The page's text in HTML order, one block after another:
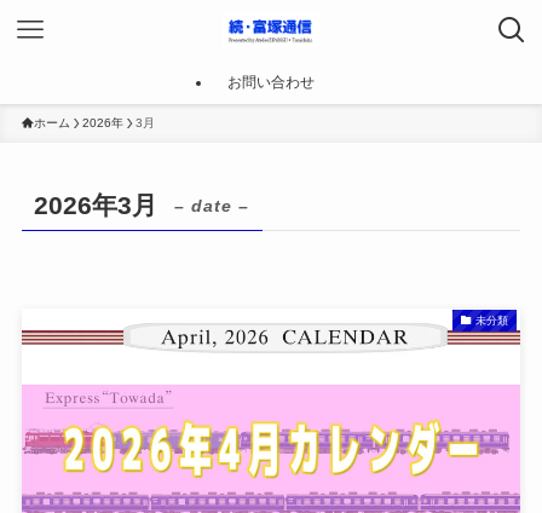
お問い合わせ
ホーム 2026年 3月
2026年3月 – date –
未分類